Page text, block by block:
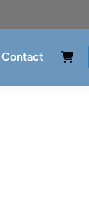
Contact